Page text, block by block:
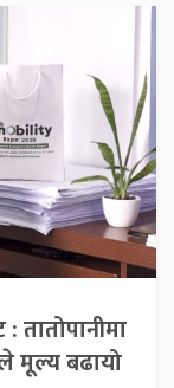
तातोपानीमा
मूल्य बढायो